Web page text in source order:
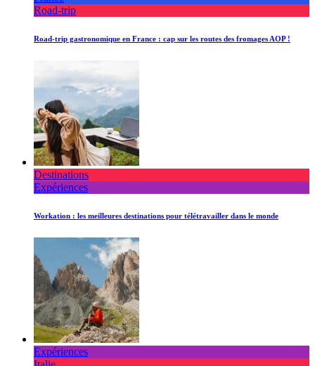
Road-trip
Road-trip gastronomique en France : cap sur les routes des fromages AOP !
Destinations
Expériences
Workation : les meilleures destinations pour télétravailler dans le monde
Expériences